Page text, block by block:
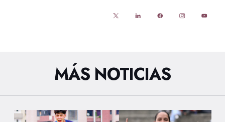
MÁS NOTICIAS